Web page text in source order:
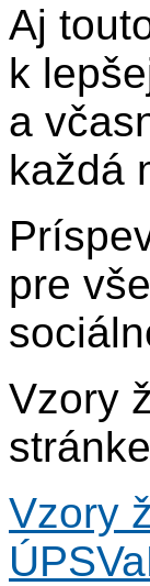
Aj
k
a
každá
pre
Vzory
Vzory